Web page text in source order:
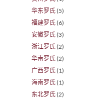
华东罗氏 (5)
福建罗氏 (6)
安徽罗氏 (3)
浙江罗氏 (2)
华南罗氏 (2)
广西罗氏 (1)
海南罗氏 (1)
东北罗氏 (2)